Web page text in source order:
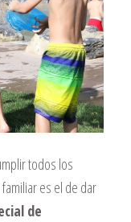
todos los
es el de dar
de